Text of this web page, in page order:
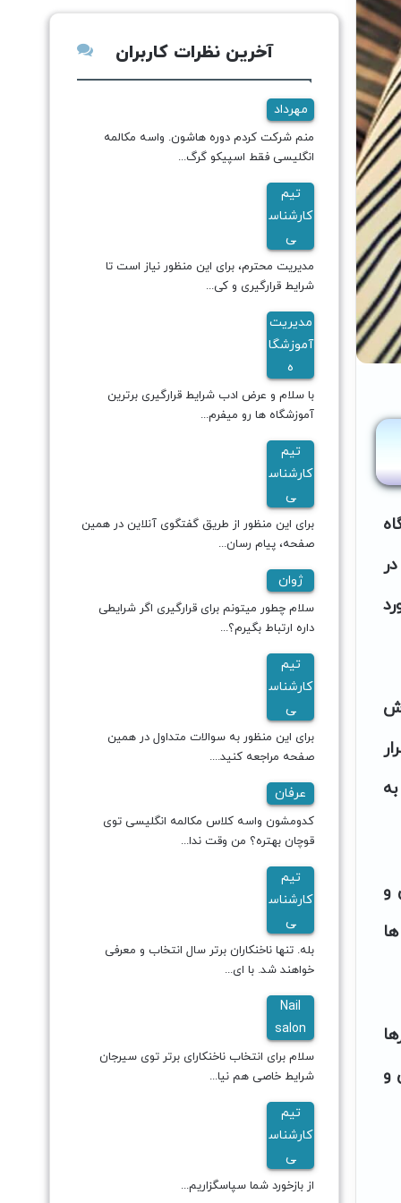
و
و
آخرین نظرات کاربران
مهرداد
منم شرکت کردم دوره هاشون. واسه مکالمه
انگلیسی فقط اسپیکو گرگ...
تیم
کارشناس
ی
مدیریت محترم، برای این منظور نیاز است تا
شرایط قرارگیری و کی...
مدیریت
آموزشگا
ه
با سلام و عرض ادب شرایط قرارگیری برترین
آموزشگاه ها رو میفرم...
تیم
کارشناس
ی
برای این منظور از طریق گفتگوی آنلاین در همین
صفحه، پیام رسان...
ژوان
سلام چطور میتونم برای قرارگیری اگر شرایطی
داره ارتباط بگیرم؟...
تیم
کارشناس
ی
برای این منظور به سوالات متداول در همین
صفحه مراجعه کنید....
عرفان
کدومشون واسه کلاس مکالمه انگلیسی توی
قوچان بهتره؟ من وقت ندا...
تیم
کارشناس
ی
بله. تنها ناخنکاران برتر سال انتخاب و معرفی
خواهند شد. با ای...
Nail
salon
سلام برای انتخاب ناخنکارای برتر توی سیرجان
شرایط خاصی هم نیا...
تیم
کارشناس
ی
از بازخورد شما سپاسگزاریم...